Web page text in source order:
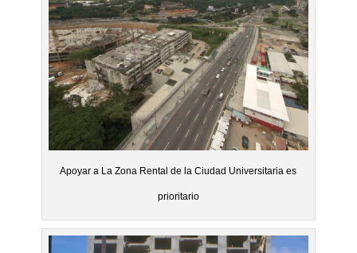
Apoyar a La Zona Rental de la Ciudad Universitaria es
prioritario